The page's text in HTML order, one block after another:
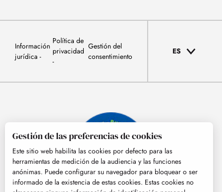
Información
jurídica
Política de
privacidad
Gestión del
consentimiento
ES
Gestión de las preferencias de cookies
Este sitio web habilita las cookies por defecto para las
herramientas de medición de la audiencia y las funciones
anónimas. Puede configurar su navegador para bloquear o ser
informado de la existencia de estas cookies. Estas cookies no